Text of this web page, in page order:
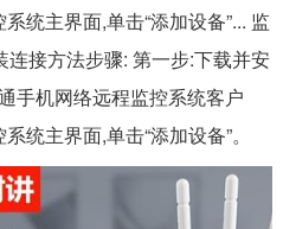
统主界面,单击“添加设备”... 监
接方法步骤: 第一步:下载并安
手机网络远程监控系统客户
统主界面,单击“添加设备”。